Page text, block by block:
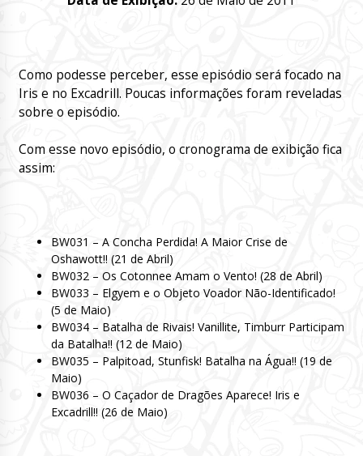
Como podesse perceber, esse episódio será focado na
Iris e no Excadrill. Poucas informações foram reveladas
sobre o episódio.
Com esse novo episódio, o cronograma de exibição fica
assim:
BW031 – A Concha Perdida! A Maior Crise de
Oshawott!! (21 de Abril)
BW032 – Os Cotonnee Amam o Vento! (28 de Abril)
BW033 – Elgyem e o Objeto Voador Não-Identificado!
(5 de Maio)
BW034 – Batalha de Rivais! Vanillite, Timburr Participam
da Batalha!! (12 de Maio)
BW035 – Palpitoad, Stunfisk! Batalha na Água!! (19 de
Maio)
BW036 – O Caçador de Dragões Aparece! Iris e
Excadrill!! (26 de Maio)